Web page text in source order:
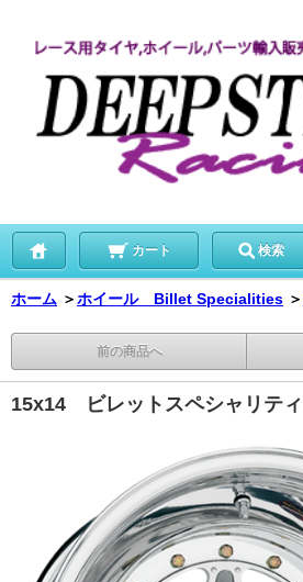
カート 検索
ホーム ＞ホイール Billet Specialities ＞
前の商品へ
15x14 ビレットスペシャリテ